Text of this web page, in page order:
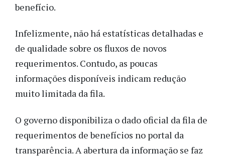
benefício.
Infelizmente, não há estatísticas detalhadas e
de qualidade sobre os fluxos de novos
requerimentos. Contudo, as poucas
informações disponíveis indicam redução
muito limitada da fila.
O governo disponibiliza o dado oficial da fila de
requerimentos de benefícios no portal da
transparência. A abertura da informação se faz